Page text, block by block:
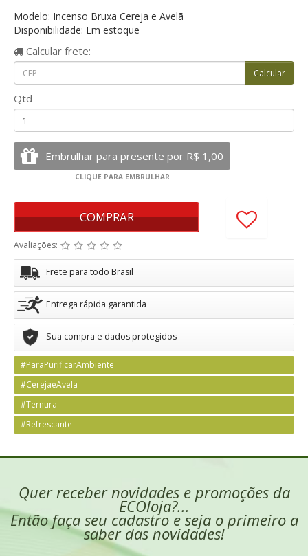
Modelo: Incenso Bruxa Cereja e Avelã
Disponibilidade: Em estoque
Calcular frete:
Qtd
COMPRAR
Avaliações:
Frete para todo Brasil
Entrega rápida garantida
Sua compra e dados protegidos
#ParaPurificarAmbiente
#CerejaeAvela
#Ternura
#Refrescante
Quer receber novidades e promoções da
ECOloja?...
Então faça seu cadastro e seja o primeiro a
saber das novidades!